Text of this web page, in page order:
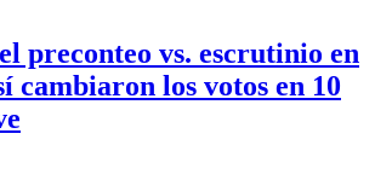
preconteo vs. escrutinio en
cambiaron los votos en 10